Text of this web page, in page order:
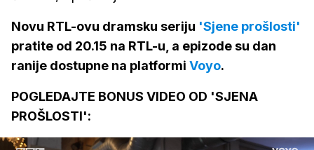
Novu RTL-ovu dramsku seriju 'Sjene prošlosti'
pratite od 20.15 na RTL-u, a epizode su dan
ranije dostupne na platformi Voyo.
POGLEDAJTE BONUS VIDEO OD 'SJENA
PROŠLOSTI':